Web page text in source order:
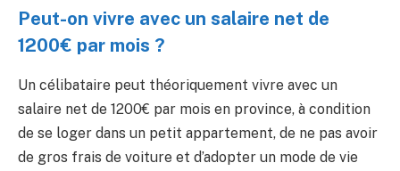
Peut-on vivre avec un salaire net de
1200€ par mois ?
Un célibataire peut théoriquement vivre avec un
salaire net de 1200€ par mois en province, à condition
de se loger dans un petit appartement, de ne pas avoir
de gros frais de voiture et d’adopter un mode de vie